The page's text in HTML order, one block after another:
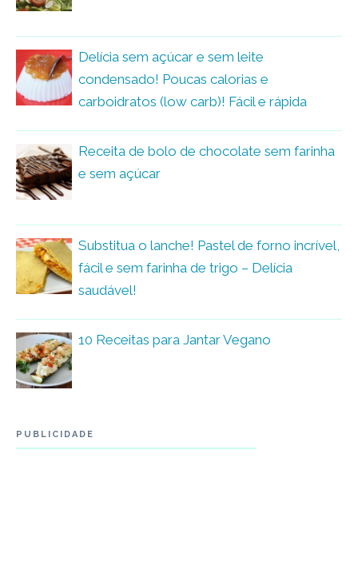
Delícia sem açúcar e sem leite
condensado! Poucas calorias e
carboidratos (low carb)! Fácil e rápida
Receita de bolo de chocolate sem farinha
e sem açúcar
Substitua o lanche! Pastel de forno incrível,
fácil e sem farinha de trigo – Delícia
saudável!
10 Receitas para Jantar Vegano
PUBLICIDADE